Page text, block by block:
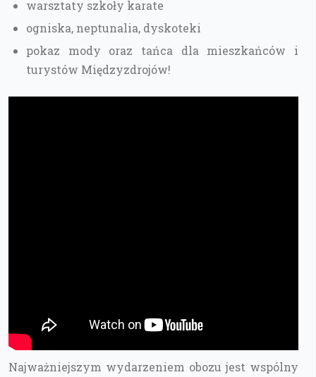
warsztaty szkoły karate
ogniska, neptunalia, dyskoteki
pokaz mody oraz tańca dla mieszkańców i
turystów Międzyzdrojów!
Najważniejszym wydarzeniem obozu jest wspólny